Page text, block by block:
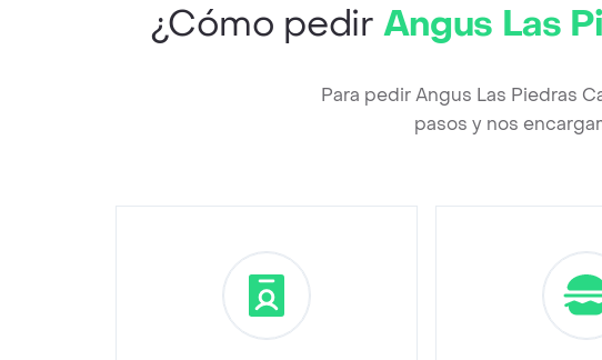
¿Cómo pedir Angus Las
Para pedir Angus Las Piedras
pasos y nos